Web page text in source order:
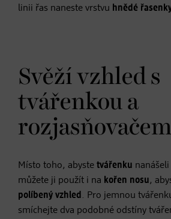
linii řas naneste vrstvu hnědé
Svěží vzhled s
tvářenkou a
rozjasňovačem
Místo toho, abyste tvářenku
můžete ji použít i na kořen nosu,
políbený vzhled . Pro jemnou
smíchejte dva podobné odstíny